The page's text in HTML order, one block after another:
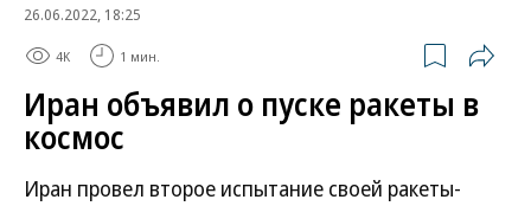
26.06.2022, 18:25
4K 1 мин.
Иран объявил о пуске ракеты в
космос
Иран провел второе испытание своей ракеты-